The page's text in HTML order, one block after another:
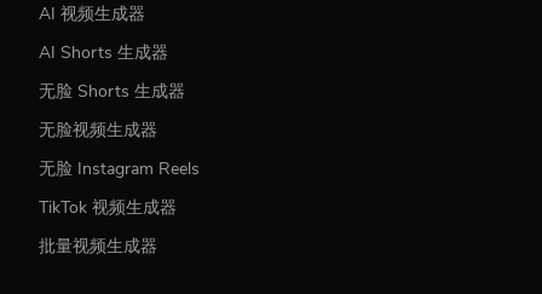
AI 视频生成器
AI Shorts 生成器
无脸 Shorts 生成器
无脸视频生成器
无脸 Instagram Reels
TikTok 视频生成器
批量视频生成器